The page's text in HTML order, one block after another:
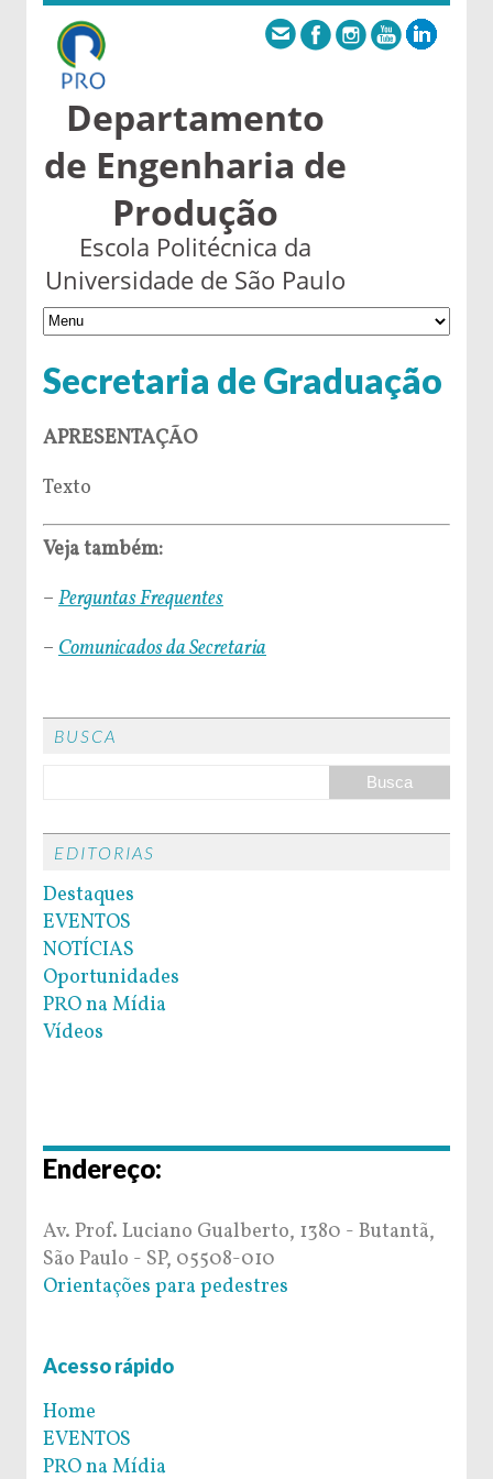
Departamento
de Engenharia de
Produção
Escola Politécnica da
Universidade de São Paulo
Secretaria de Graduação
APRESENTAÇÃO
Texto
Veja também:
– Perguntas Frequentes
– Comunicados da Secretaria
BUSCA
EDITORIAS
Destaques
EVENTOS
NOTÍCIAS
Oportunidades
PRO na Mídia
Vídeos
Endereço:
Av. Prof. Luciano Gualberto, 1380 - Butantã,
São Paulo - SP, 05508-010
Orientações para pedestres
Acesso rápido
Home
EVENTOS
PRO na Mídia